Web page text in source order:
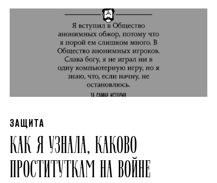
ЗАЩИТА
КАК Я УЗНАЛА, КАКОВО
ПРОСТИТУТКАМ НА ВОЙНЕ